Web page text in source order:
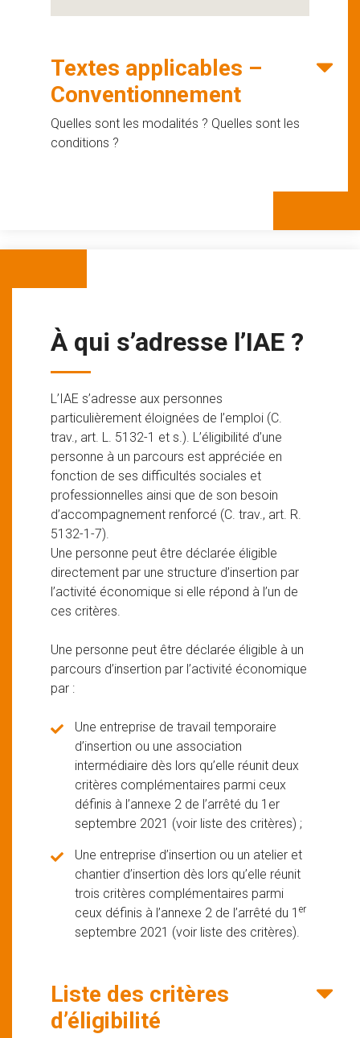
Textes applicables –
Conventionnement
Quelles sont les modalités ? Quelles sont les
conditions ?
À qui s’adresse l’IAE ?
L’IAE s’adresse aux personnes
particulièrement éloignées de l’emploi (C.
trav., art. L. 5132-1 et s.). L’éligibilité d’une
personne à un parcours est appréciée en
fonction de ses difficultés sociales et
professionnelles ainsi que de son besoin
d’accompagnement renforcé (C. trav., art. R.
5132-1-7).
Une personne peut être déclarée éligible
directement par une structure d’insertion par
l’activité économique si elle répond à l’un de
ces critères.
Une personne peut être déclarée éligible à un
parcours d’insertion par l’activité économique
par :
Une entreprise de travail temporaire
d’insertion ou une association
intermédiaire dès lors qu’elle réunit deux
critères complémentaires parmi ceux
définis à l’annexe 2 de l’arrêté du 1er
septembre 2021 (voir liste des critères) ;
Une entreprise d’insertion ou un atelier et
chantier d’insertion dès lors qu’elle réunit
trois critères complémentaires parmi
ceux définis à l’annexe 2 de l’arrêté du 1 er
septembre 2021 (voir liste des critères).
Liste des critères
d’éligibilité